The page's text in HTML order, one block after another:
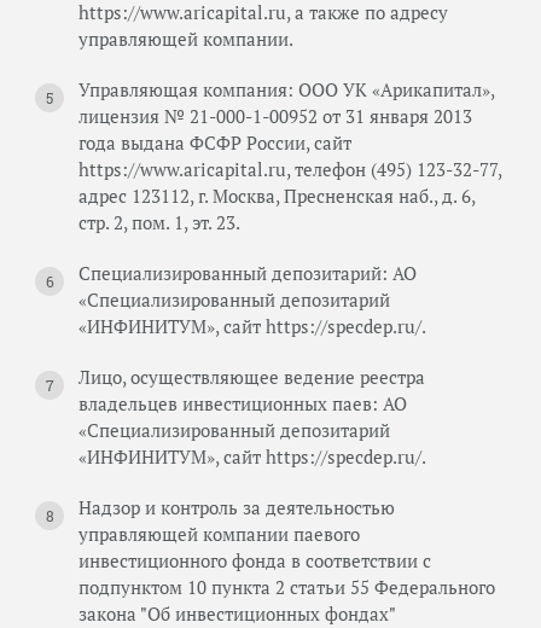
https://www.aricapital.ru, а также по адресу
управляющей компании.
Управляющая компания: ООО УК «Арикапитал»,
лицензия № 21-000-1-00952 от 31 января 2013
года выдана ФСФР России, сайт
https://www.aricapital.ru, телефон (495) 123-32-77,
адрес 123112, г. Москва, Пресненская наб., д. 6,
стр. 2, пом. 1, эт. 23.
Специализированный депозитарий: АО
«Специализированный депозитарий
«ИНФИНИТУМ», сайт https://specdep.ru/.
Лицо, осуществляющее ведение реестра
владельцев инвестиционных паев: АО
«Специализированный депозитарий
«ИНФИНИТУМ», сайт https://specdep.ru/.
Надзор и контроль за деятельностью
управляющей компании паевого
инвестиционного фонда в соответствии с
подпунктом 10 пункта 2 статьи 55 Федерального
закона "Об инвестиционных фондах"